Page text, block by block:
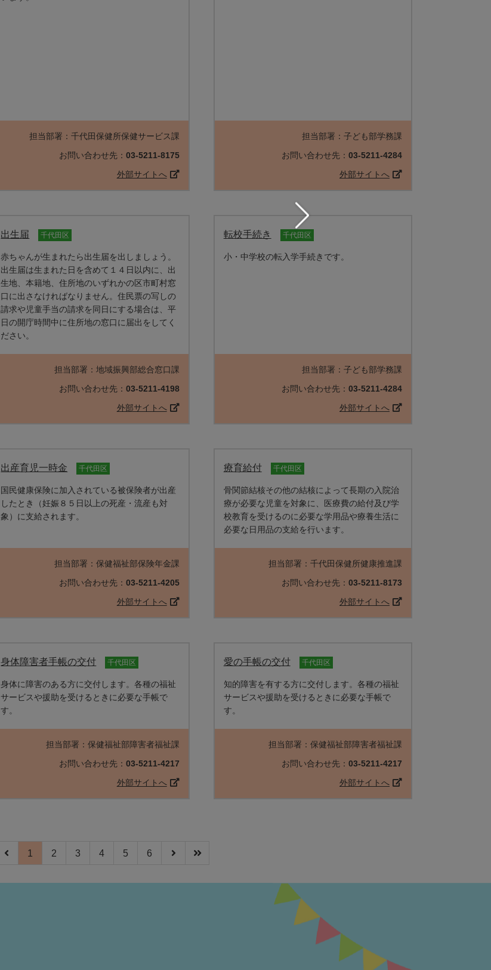
担当部署：千代田保健所保健サービス課
お問い合わせ先： 03-5211-8175
外部サイトへ
担当部署：子ども部学務課
お問い合わせ先： 03-5211-4284
外部サイトへ
出生届 千代田区
赤ちゃんが生まれたら出生届を出しましょう。
出生届は生まれた日を含めて１４日以内に、出
生地、本籍地、住所地のいずれかの区市町村窓
口に出さなければなりません。住民票の写しの
請求や児童手当の請求を同日にする場合は、平
日の開庁時間中に住所地の窓口に届出をしてく
ださい。
担当部署：地域振興部総合窓口課
お問い合わせ先： 03-5211-4198
外部サイトへ
転校手続き 千代田区
小・中学校の転入学手続きです。
担当部署：子ども部学務課
お問い合わせ先： 03-5211-4284
外部サイトへ
出産育児一時金 千代田区
国民健康保険に加入されている被保険者が出産
したとき（妊娠８５日以上の死産・流産も対
象）に支給されます。
担当部署：保健福祉部保険年金課
お問い合わせ先： 03-5211-4205
外部サイトへ
療育給付 千代田区
骨関節結核その他の結核によって長期の入院治
療が必要な児童を対象に、医療費の給付及び学
校教育を受けるのに必要な学用品や療養生活に
必要な日用品の支給を行います。
担当部署：千代田保健所健康推進課
お問い合わせ先： 03-5211-8173
外部サイトへ
身体障害者手帳の交付 千代田区
身体に障害のある方に交付します。各種の福祉
サービスや援助を受けるときに必要な手帳で
す。
担当部署：保健福祉部障害者福祉課
お問い合わせ先： 03-5211-4217
外部サイトへ
愛の手帳の交付 千代田区
知的障害を有する方に交付します。各種の福祉
サービスや援助を受けるときに必要な手帳で
す。
担当部署：保健福祉部障害者福祉課
お問い合わせ先： 03-5211-4217
外部サイトへ
1 2 3 4 5 6